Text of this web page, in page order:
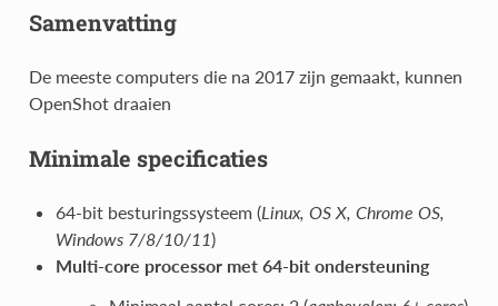
Samenvatting
De meeste computers die na 2017 zijn gemaakt, kunnen
OpenShot draaien
Minimale specificaties
64-bit besturingssysteem (Linux, OS X, Chrome OS,
Windows 7/8/10/11)
Multi-core processor met 64-bit ondersteuning